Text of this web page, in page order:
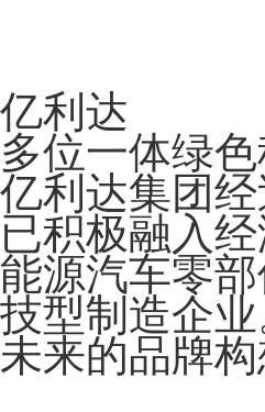
亿利达
多位一体绿
亿利达集团
已积极融入
能源汽车零
技型制造企业
未来的品牌